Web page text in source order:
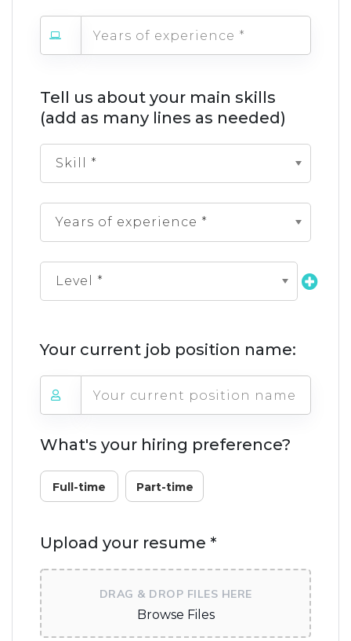
Tell us about your main skills
(add as many lines as needed)
Skill *
Years of experience *
Level *
Your current job position name:
What's your hiring preference?
Full-time Part-time
Upload your resume *
DRAG & DROP FILES HERE
Browse Files